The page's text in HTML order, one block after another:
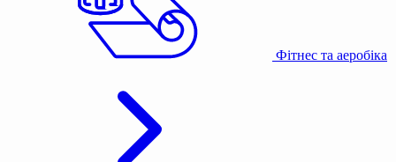
Фітнес та аеробіка